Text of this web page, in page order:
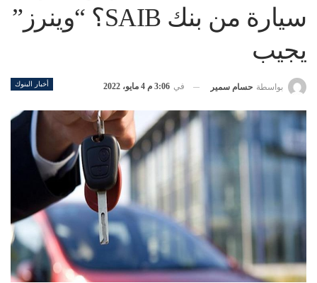
سيارة من بنك SAIB؟ “وينرز”
يجيب
أخبار البنوك بواسطة حسام سمير في 3:06 م 4 مايو، 2022